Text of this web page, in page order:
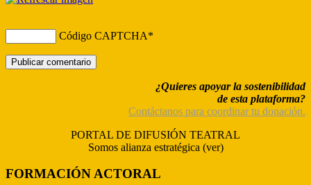
Código CAPTCHA*
¿Quieres apoyar la sostenibilidad
de esta plataforma?
Contáctanos para coordinar tu donación.
PORTAL DE DIFUSIÓN TEATRAL
Somos alianza estratégica (ver)
FORMACIÓN ACTORAL